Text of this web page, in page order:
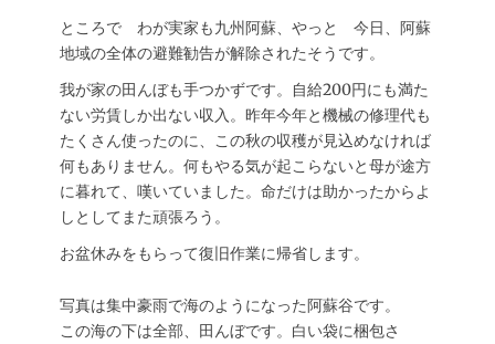
ところで わが実家も九州阿蘇、やっと 今日、阿蘇
地域の全体の避難勧告が解除されたそうです。
我が家の田んぼも手つかずです。自給200円にも満た
ない労賃しか出ない収入。昨年今年と機械の修理代も
たくさん使ったのに、この秋の収穫が見込めなければ
何もありません。何もやる気が起こらないと母が途方
に暮れて、嘆いていました。命だけは助かったからよ
しとしてまた頑張ろう。
お盆休みをもらって復旧作業に帰省します。
写真は集中豪雨で海のようになった阿蘇谷です。
この海の下は全部、田んぼです。白い袋に梱包さ